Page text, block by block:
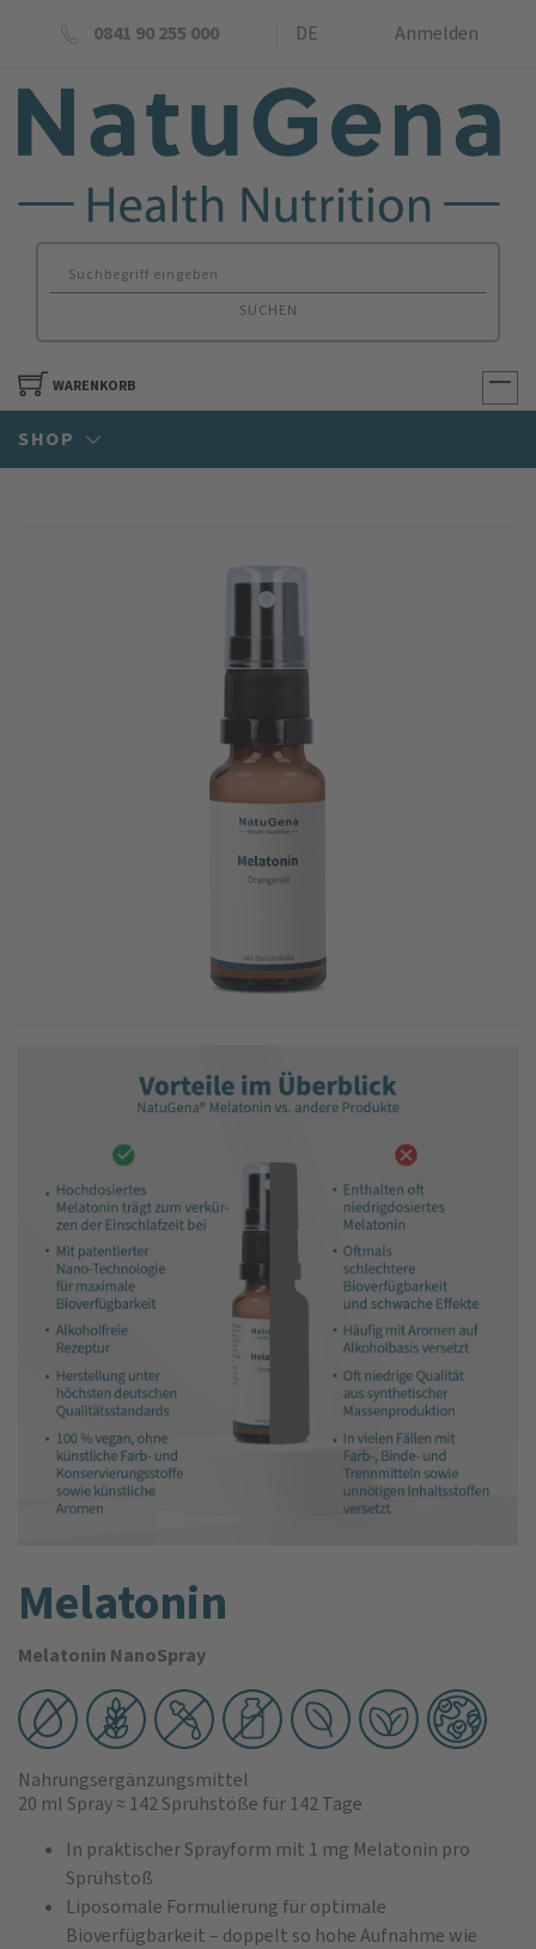
0841 90 255 000 DE Anmelden
SUCHEN
WARENKORB
SHOP
Melatonin
Melatonin NanoSpray
Nahrungsergänzungsmittel
20 ml Spray≈ 142 Sprühstöße für 142 Tage
In praktischer Sprayform mit 1 mg Melatonin pro
Sprühstoß
Liposomale Formulierung für optimale
Bioverfügbarkeit – doppelt so hohe Aufnahme wie